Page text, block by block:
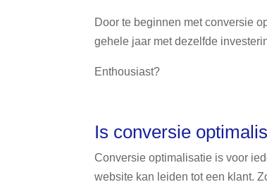
Door te beginnen met conversie
gehele jaar met dezelfde
Enthousiast?
Is conversie
Conversie optimalisatie is voor
website kan leiden tot een klant.